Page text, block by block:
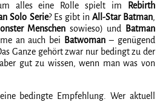
alles eine Rolle spielt im
Rebirth
Solo Serie? Es gibt in All-Star Batman,
Menschen sowieso) und
Batman
an auch bei Batwoman – genügend
Ganze gehört zwar nur bedingt zu der
gut zu wissen, wenn man was von
bedingte Empfehlung. Wer aktuell